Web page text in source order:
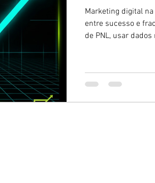
Marketing digital
entre sucesso e
de PNL, usar